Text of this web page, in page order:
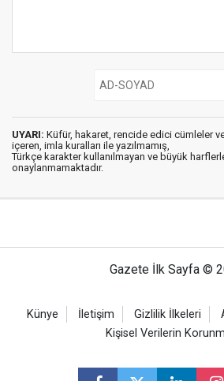
UYARI: Küfür, hakaret, rencide edici cümleler
içeren, imla kuralları ile yazılmamış,
Türkçe karakter kullanılmayan ve büyük
onaylanmamaktadır.
Gazete İlk Sayfa ©
Künye İletişim Gizlilik İlkeleri
Kişisel Verilerin